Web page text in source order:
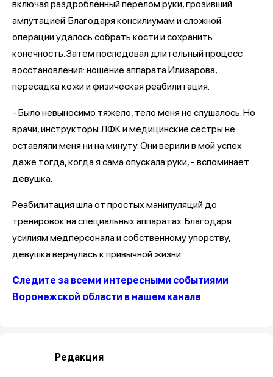
включая раздробленный перелом руки, грозивший
ампутацией. Благодаря консилиумам и сложной
операции удалось собрать кости и сохранить
конечность. Затем последовал длительный процесс
восстановления: ношение аппарата Илизарова,
пересадка кожи и физическая реабилитация.
- Было невыносимо тяжело, тело меня не слушалось. Но
врачи, инструкторы ЛФК и медицинские сестры не
оставляли меня ни на минуту. Они верили в мой успех
даже тогда, когда я сама опускала руки, - вспоминает
девушка.
Реабилитация шла от простых манипуляций до
тренировок на специальных аппаратах. Благодаря
усилиям медперсонала и собственному упорству,
девушка вернулась к привычной жизни.
Следите за всеми интересными событиями
Воронежской области в нашем канале
Редакция